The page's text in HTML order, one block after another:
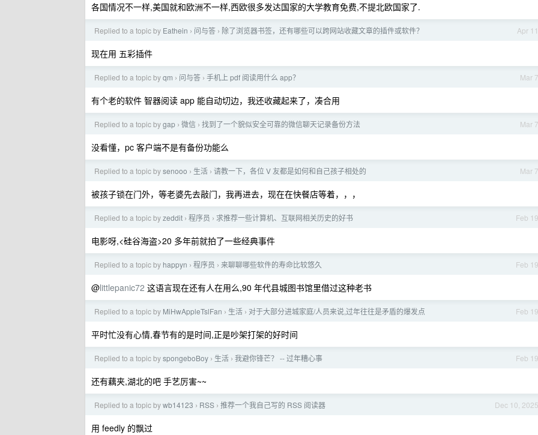
各国情况不一样,美国就和欧洲不一样,西欧很多发达国家的大学教育免费,不提北欧国家了.
Apr 11
Replied to a topic by Eathein › 问与答 › 除了浏览器书签，还有哪些可以跨网站收藏文章的插件或软件？
现在用 五彩插件
Mar 7
Replied to a topic byqm › 问与答 › 手机上 pdf 阅读用什么 app？
有个老的软件 智器阅读 app 能自动切边，我还收藏起来了，凑合用
Mar 7
Replied to a topic bygap › 微信 › 找到了一个貌似安全可靠的微信聊天记录备份方法
没看懂，pc 客户端不是有备份功能么
Mar 7
Replied to a topic bysenooo › 生活 › 请教一下，各位 V 友都是如何和自己孩子相处的
被孩子锁在门外，等老婆先去敲门，我再进去，现在在快餐店等着，，，
Feb 19
Replied to a topic byzeddit › 程序员 › 求推荐一些计算机、互联网相关历史的好书
电影呀,<硅谷海盗>20 多年前就拍了一些经典事件
Feb 19
Replied to a topic by happyn › 程序员 › 来聊聊哪些软件的寿命比较悠久
@littlepanic72 这语言现在还有人在用么,90 年代县城图书馆里借过这种老书
Feb 19
Replied to a topic by MiHwAppleTslFan › 生活 › 对于大部分进城家庭/人员来说,过年往往是矛盾的爆发点
平时忙没有心情,春节有的是时间,正是吵架打架的好时间
Feb 19
Replied to a topic byspongeboBoy › 生活 › 我避你锋芒？ -- 过年糟心事
还有藕夹,湖北的吧 手艺厉害~~
Dec 10, 2025
Replied to a topic bywb14123 › RSS › 推荐一个我自己写的 RSS 阅读器
用 feedly 的飘过